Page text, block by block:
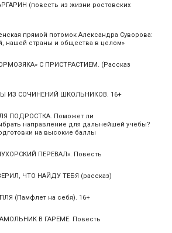
(повесть из жизни ростовских
прямой потомок Александра Суворова:
нашей страны и общества в целом»
С ПРИСТРАСТИЕМ. (Рассказ
ИЗ СОЧИНЕНИЙ ШКОЛЬНИКОВ. 16+
ПОДРОСТКА. Поможет ли
направление для дальнейшей учёбы?
на высокие баллы
ПЕРЕВАЛ». Повесть
ЧТО НАЙДУ ТЕБЯ (рассказ)
(Памфлет на себя). 16+
В ГАРЕМЕ. Повесть